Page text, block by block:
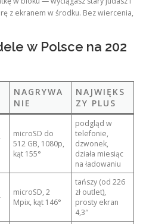
z ekranem w środku. Bez wiercenia,
w Polsce na 202
NAGRYWA
NIE
NAJWIĘKS
ZY PLUS
microSD do
512 GB, 1080p,
kąt 155°
podgląd w
telefonie,
dzwonek,
działa miesiąc
na ładowaniu
microSD, 2
Mpix, kąt 146°
tańszy (od 226
zł outlet),
prosty ekran
4,3″